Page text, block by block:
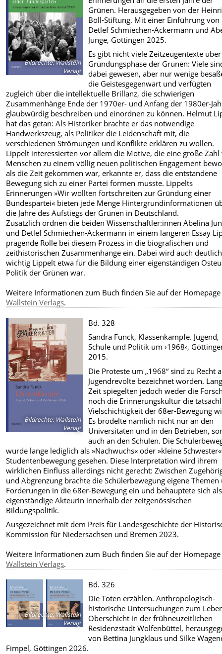
Bildrechte:Wallstein
Verlag
Grünen. Herausgegeben von der
Böll-Stiftung. Mit einer Einführung von
Detlef Schmiechen-Ackermann und
Junge, Göttingen 2025.
Es gibt nicht viele Zeitzeugentexte
Gründungsphase der Grünen: Viele
dabei gewesen, aber nur wenige
die Geistesgegenwart und verfügten
zugleich über die intellektuelle Brillanz, die schwierigen
Zusammenhänge Ende der 1970er- und Anfang der 1980er-
glaubwürdig beschreiben und einordnen zu können. Helmut
hat das getan: Als Historiker brachte er das notwendige
Handwerkszeug, als Politiker die Leidenschaft mit, die
verschiedenen Strömungen und Konflikte erklären zu wollen.
Lippelt interessierten vor allem die Motive, die eine große Zahl
Menschen zu einem völlig neuen politischen Engagement
als die Zeit gekommen war, erkannte er, dass die entstandene
Bewegung sich zu einer Partei formen musste. Lippelts
Erinnerungen »Wir wollten fortschreiten zur Gründung einer
Bundespartei« bieten jede Menge Hintergrundinformationen
die Jahre des Aufstiegs der Grünen in Deutschland.
Zusätzlich ordnen die beiden Wissenschaftler:innen Abelina
und Detlef Schmiechen-Ackermann in einem längeren Essay
prägende Rolle bei diesem Prozess in die biografischen und
zeithistorischen Zusammenhänge ein. Dabei wird auch
wichtig Lippelt etwa für die Bildung einer eigenständigen
Politik der Grünen war.
Weitere Informationen zum Buch finden Sie auf der Homepage
Wallstein Verlags.
Bildrechte:Wallstein
Verlag
Bd. 328
Sandra Funck, Klassenkämpfe. Jugend,
Schule und Politik um ›1968‹,
2015.
Die Proteste um „1968“ sind zu Recht
Jugendrevolte bezeichnet worden.
Zeit spiegelten jedoch weder die
noch die Erinnerungskultur die
Vielschichtigkeit der 68er-Bewegung
Es brodelte nämlich nicht nur an den
Universitäten und in den Betrieben,
auch an den Schulen. Die
wurde lange lediglich als »Nachwuchs« oder »kleine
Studentenbewegung gesehen. Diese Interpretation wird ihrem
wirklichen Einfluss allerdings nicht gerecht: Zwischen
und Abgrenzung brachte die Schülerbewegung eigene Themen
Forderungen in die 68er-Bewegung ein und behauptete sich als
eigenständige Akteurin innerhalb der zeitgenössischen
Bildungspolitik.
Ausgezeichnet mit dem Preis für Landesgeschichte der
Kommission für Niedersachsen und Bremen 2023.
Weitere Informationen zum Buch finden Sie auf der Homepage
Wallstein Verlags.
Bildrechte:Wallstein
Verlag
Bd. 326
Die Toten erzählen. Anthropologisch-
historische Untersuchungen zum
Oberschicht in der frühneuzeitlichen
Residenzstadt Wolfenbüttel,
von Bettina Jungklaus und Silke
Fimpel, Göttingen 2026.